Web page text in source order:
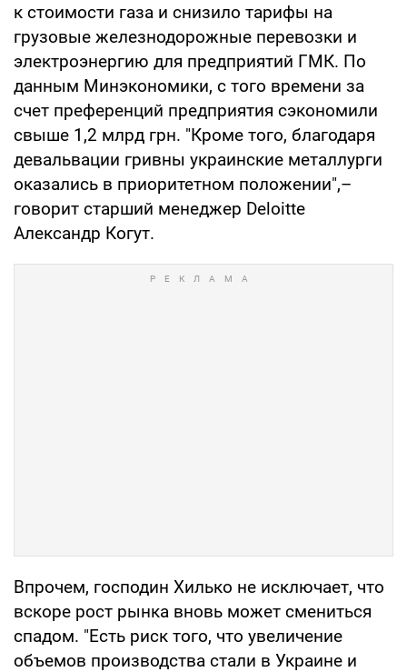
к стоимости газа и снизило тарифы на
грузовые железнодорожные перевозки и
электроэнергию для предприятий ГМК. По
данным Минэкономики, с того времени за
счет преференций предприятия сэкономили
свыше 1,2 млрд грн. "Кроме того, благодаря
девальвации гривны украинские металлурги
оказались в приоритетном положении",–
говорит старший менеджер Deloitte
Александр Когут.
Впрочем, господин Хилько не исключает, что
вскоре рост рынка вновь может смениться
спадом. "Есть риск того, что увеличение
объемов производства стали в Украине и